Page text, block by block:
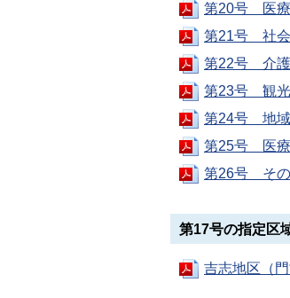
第20号 医療
第21号 社会
第22号 介護
第23号 観光
第24号 地域
第25号 医療
第26号 その
第17号の指定区
吉志地区（